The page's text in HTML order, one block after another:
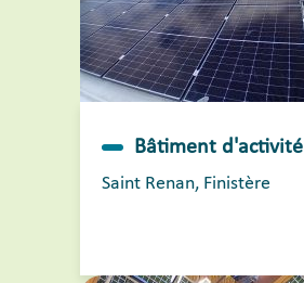
Bâtiment d'activité
Saint Renan, Finistère